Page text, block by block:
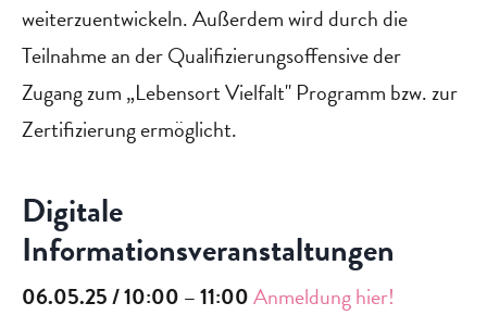
weiterzuentwickeln. Außerdem wird durch die
Teilnahme an der Qualifizierungsoffensive der
Zugang zum „Lebensort Vielfalt" Programm bzw. zur
Zertifizierung ermöglicht.
Digitale
Informationsveranstaltungen
06.05.25 / 10:00 – 11:00Anmeldung hier!